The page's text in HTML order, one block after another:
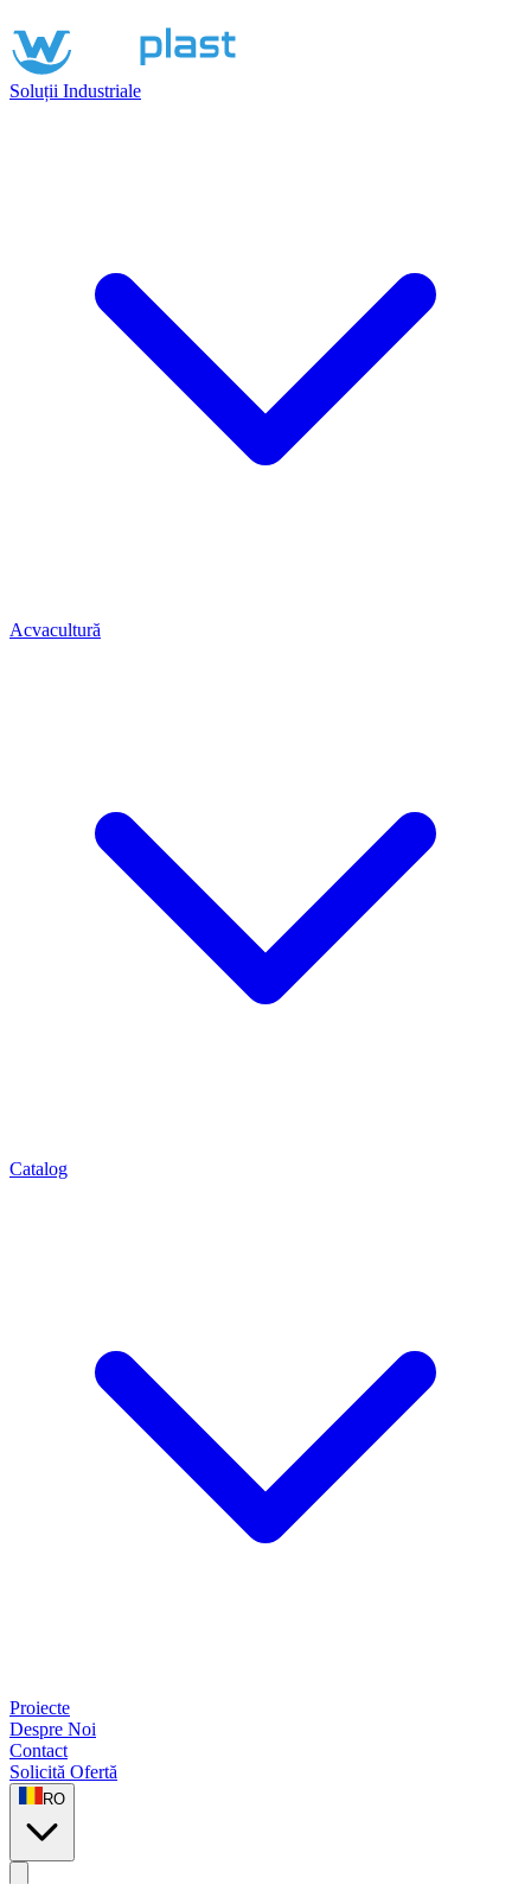
Soluții Industriale
Acvacultură
Catalog
Proiecte
Despre Noi
Contact
Solicită Ofertă
RO